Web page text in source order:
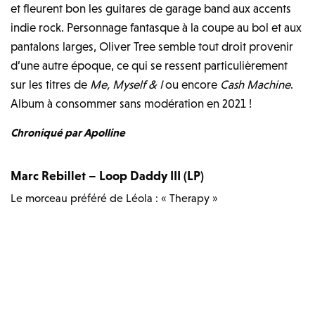
et fleurent bon les guitares de garage band aux accents
indie rock. Personnage fantasque à la coupe au bol et aux
pantalons larges, Oliver Tree semble tout droit provenir
d’une autre époque, ce qui se ressent particulièrement
sur les titres de Me, Myself & Iou encore Cash Machine.
Album à consommer sans modération en 2021 !
Chroniqué par Apolline
Marc Rebillet – Loop Daddy III (LP)
Le morceau préféré de Léola : « Therapy »